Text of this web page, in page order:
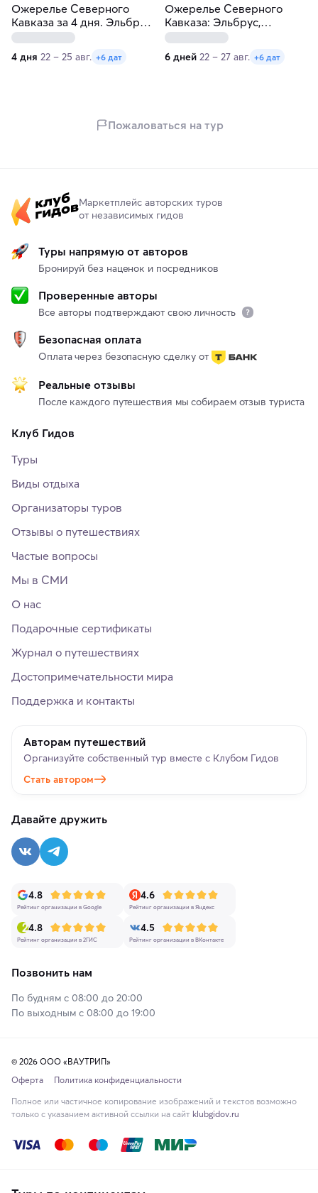
Ожерелье Северного
Кавказа за 4 дня. Эльбрус,
Домбай, Пятигорск и
4 дня 22 – 25 авг. +6 дат
Ожерелье Северного
Кавказа: Эльбрус,
Домбай, Чегем,
источники. Бизнес-отель
6 дней 22 – 27 авг. +6 дат
Пожаловаться на тур
Маркетплейс авторских туров
от независимых гидов
Туры напрямую от авторов
Бронируй без наценок и посредников
Проверенные авторы
Все авторы подтверждают свою личность
Безопасная оплата
Оплата через безопасную сделку от
Реальные отзывы
После каждого путешествия мы собираем отзыв туриста
Клуб Гидов
Туры
Виды отдыха
Организаторы туров
Отзывы о путешествиях
Частые вопросы
Мы в СМИ
О нас
Подарочные сертификаты
Журнал о путешествиях
Достопримечательности мира
Поддержка и контакты
Авторам путешествий
Организуйте собственный тур вместе с Клубом Гидов
Стать автором
Давайте дружить
4.8
Рейтинг организации в Google
4.6
Рейтинг организации в Яндекс
4.8
Рейтинг организации в 2ГИС
4.5
Рейтинг организации в ВКонтакте
Позвонить нам
По будням с 08:00 до 20:00
По выходным с 08:00 до 19:00
© 2026 ООО «ВАУТРИП»
Оферта
Политика конфиденциальности
Полное или частичное копирование изображений и текстов возможно
только с указанием активной ссылки на сайт klubgidov.ru